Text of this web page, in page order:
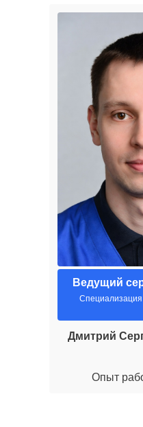
Ведущий
Дмитрий
Опыт